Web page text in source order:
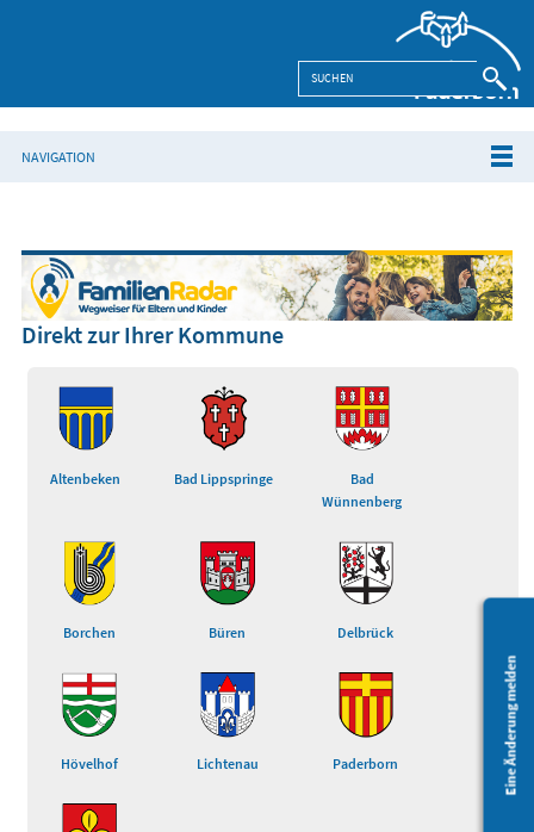
NAVIGATION
Eine Änderung melden
Direkt zur Ihrer Kommune
Altenbeken Bad Lippspringe
Bad
Wünnenberg
Borchen Büren Delbrück
Hövelhof Lichtenau Paderborn